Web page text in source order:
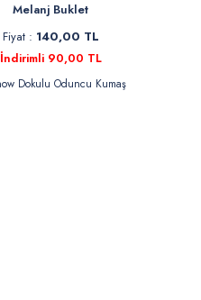
Melanj Buklet
Fiyat : 140,00 TL
İndirimli 90,00 TL